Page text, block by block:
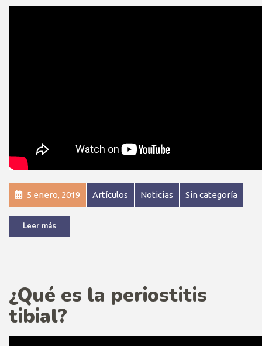
5 enero, 2019 Artículos Noticias Sin categoría
Leer más
¿Qué es la periostitis
tibial?